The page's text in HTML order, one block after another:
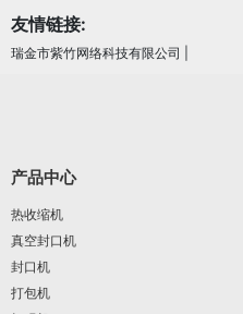
友情链接:
瑞金市紫竹网络科技有限公司
产品中心
热收缩机
真空封口机
封口机
打包机